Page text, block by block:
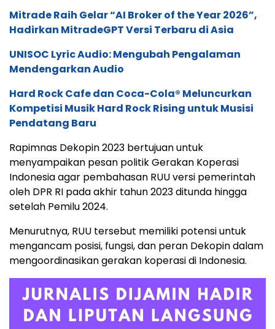
Mitrade Raih Gelar “AI Broker of the Year 2026”,
Hadirkan MitradeGPT Versi Terbaru di Asia
UNISOC Lyric Audio: Mengubah Pengalaman
Mendengarkan Audio
Hard Rock Cafe dan Coca-Cola® Meluncurkan
Kompetisi Musik Hard Rock Rising untuk Musisi
Pendatang Baru
Rapimnas Dekopin 2023 bertujuan untuk
menyampaikan pesan politik Gerakan Koperasi
Indonesia agar pembahasan RUU versi pemerintah
oleh DPR RI pada akhir tahun 2023 ditunda hingga
setelah Pemilu 2024.
Menurutnya, RUU tersebut memiliki potensi untuk
mengancam posisi, fungsi, dan peran Dekopin dalam
mengoordinasikan gerakan koperasi di Indonesia.